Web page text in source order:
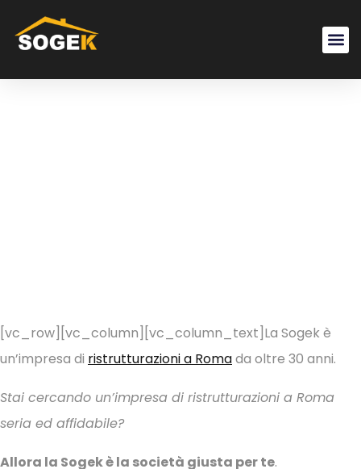
[vc_row][vc_column][vc_column_text]La Sogek è
un’impresa di ristrutturazioni a Romada oltre 30 anni.
Stai cercando un’impresa di ristrutturazioni a Roma
seria ed affidabile?
Allora la Sogek è la società giusta per te.